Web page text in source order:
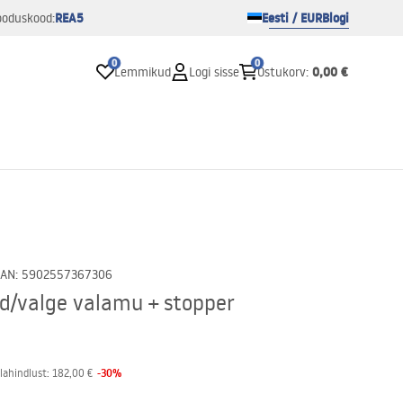
REA5 Eesti / EURBlogi
0
Lemmikud Logi sisse
0
Ostukorv: 0,00 €
: 5902557367306
valge valamu + stopper
182,00 € -30%